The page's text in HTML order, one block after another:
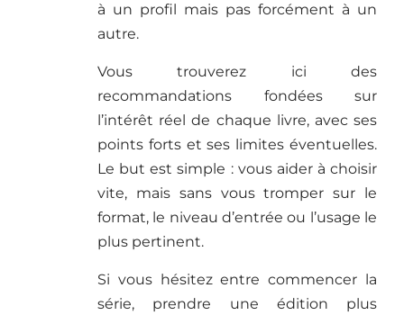
à un profil mais pas forcément à un
autre.
Vous trouverez ici des
recommandations fondées sur
l’intérêt réel de chaque livre, avec ses
points forts et ses limites éventuelles.
Le but est simple : vous aider à choisir
vite, mais sans vous tromper sur le
format, le niveau d’entrée ou l’usage le
plus pertinent.
Si vous hésitez entre commencer la
série, prendre une édition plus